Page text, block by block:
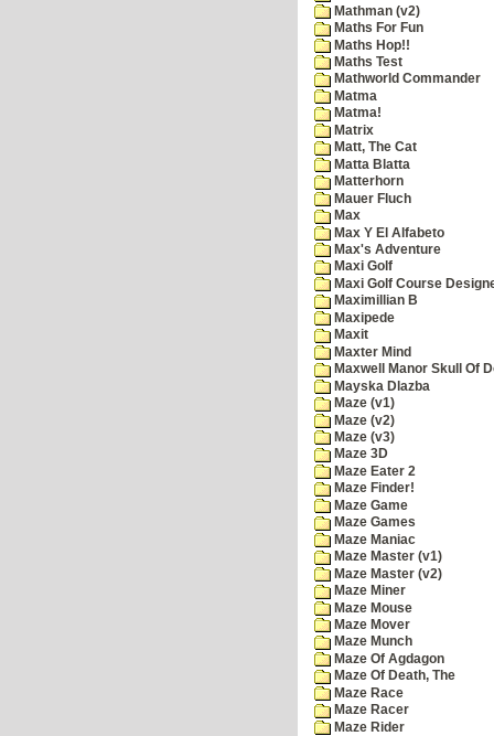
Mathman (v2)
Maths For Fun
Maths Hop!!
Maths Test
Mathworld Commander
Matma
Matma!
Matrix
Matt, The Cat
Matta Blatta
Matterhorn
Mauer Fluch
Max
Max Y El Alfabeto
Max's Adventure
Maxi Golf
Maxi Golf Course
Maximillian B
Maxipede
Maxit
Maxter Mind
Maxwell Manor Skull Of
Mayska Dlazba
Maze (v1)
Maze (v2)
Maze (v3)
Maze 3D
Maze Eater 2
Maze Finder!
Maze Game
Maze Games
Maze Maniac
Maze Master (v1)
Maze Master (v2)
Maze Miner
Maze Mouse
Maze Mover
Maze Munch
Maze Of Agdagon
Maze Of Death, The
Maze Race
Maze Racer
Maze Rider